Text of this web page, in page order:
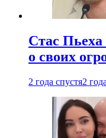
Стас Пьеха
о своих
2 года спустя2